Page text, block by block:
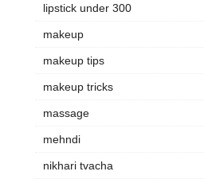
lipstick under 300
makeup
makeup tips
makeup tricks
massage
mehndi
nikhari tvacha